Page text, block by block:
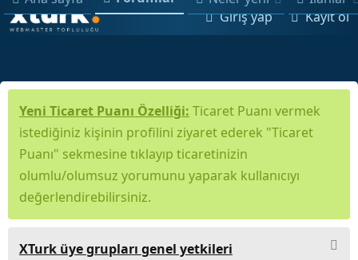
Giriş yap Kayıt ol
Yeni Ticaret Puanı Özelliği: Ticaret Puanı vermek
istediğiniz kişinin profilini ziyaret ederek "Ticaret
Puanı" sekmesine tıklayıp ticaretinizin
olumlu/olumsuz yorumunu yaparak kullanıcıyı
değerlendirebilirsiniz.
XTurk üye grupları genel yetkileri